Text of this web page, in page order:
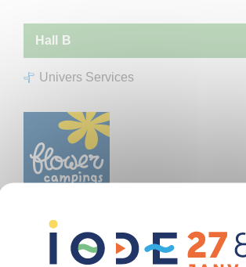
Hall B
Univers Services
FLOWER CAMPINGS